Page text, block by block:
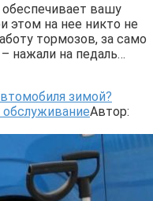
вашу
этом на нее никто не
тормозов, за само
нажали на педаль…
зимой?
обслуживаниеАвтор: